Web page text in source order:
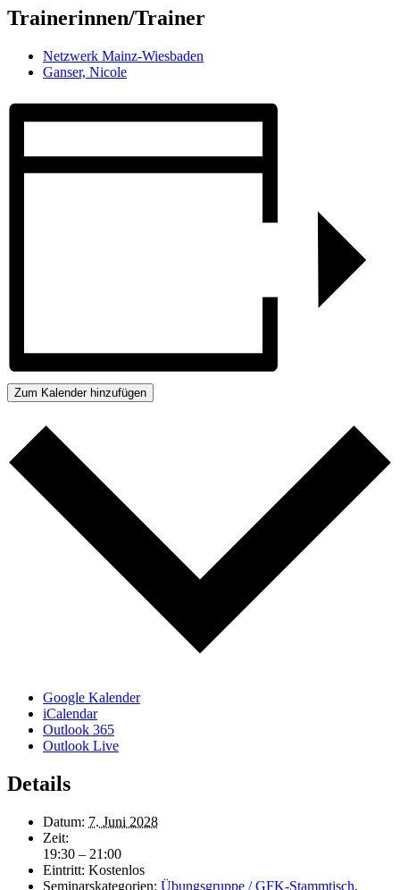
Trainerinnen/Trainer
Netzwerk Mainz-Wiesbaden
Ganser, Nicole
Zum Kalender hinzufügen
Google Kalender
iCalendar
Outlook 365
Outlook Live
Details
Datum: 7. Juni 2028
Zeit:
19:30 – 21:00
Eintritt: Kostenlos
Seminarskategorien: Übungsgruppe / GFK-Stammtisch,